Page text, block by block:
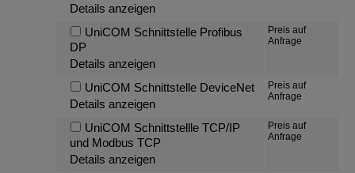
Details anzeigen
UniCOM Schnittstelle Profibus
DP
Details anzeigen
Preis auf
Anfrage
UniCOM Schnittstelle DeviceNet
Details anzeigen
Preis auf
Anfrage
UniCOM Schnittstellle TCP/IP
und Modbus TCP
Details anzeigen
Preis auf
Anfrage